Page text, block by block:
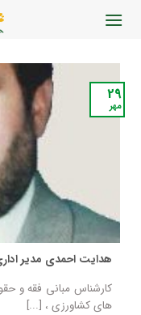
پرش
هدایت احمدی مدیر
کارشناس مبانی فقه و
های کشاورزی ، [...]
29
مهر